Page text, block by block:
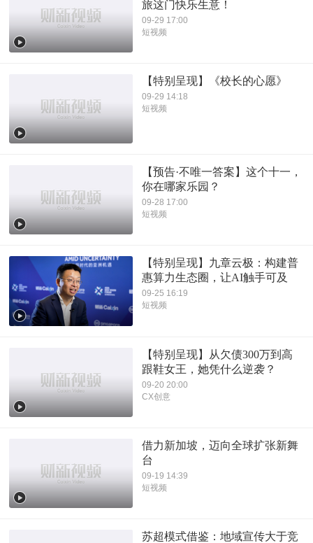
旅这门快乐生意！
09-29 17:00
短视频
【特别呈现】《校长的心愿》
09-29 14:18
短视频
【预告·不唯一答案】这个十一，
你在哪家乐园？
09-28 17:00
短视频
【特别呈现】九章云极：构建普
惠算力生态圈，让AI触手可及
09-25 16:19
短视频
【特别呈现】从欠债300万到高
跟鞋女王，她凭什么逆袭？
09-20 20:00
CX创意
借力新加坡，迈向全球扩张新舞
台
09-19 14:39
短视频
苏超模式借鉴：地域宣传大于竞